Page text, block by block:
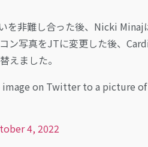
を非難し合った後、Nicki
ン写真をJTに変更した後、
えました。
on Twitter to a picture
4, 2022